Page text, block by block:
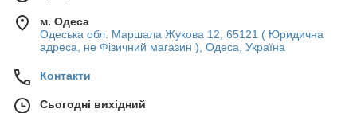
м. Одеса
Одеська обл. Маршала Жукова 12, 65121 ( Юридична
адреса, не Фізичний магазин ), Одеса, Україна
Контакти
Сьогодні вихідний